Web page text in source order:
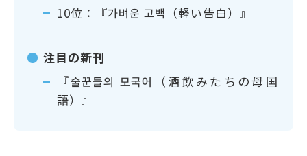
10位：『가벼운 고백（軽い告白）』
注目の新刊
『술꾼들의 모국어（酒飲みたちの母国
語）』